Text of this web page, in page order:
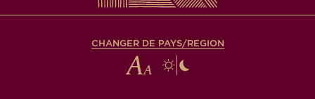
CHANGER DE PAYS/REGION